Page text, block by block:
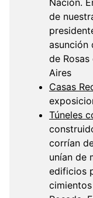
Nación.
de
asunción
de
Aires
Casas
Túneles
corrían
unían de
edificios